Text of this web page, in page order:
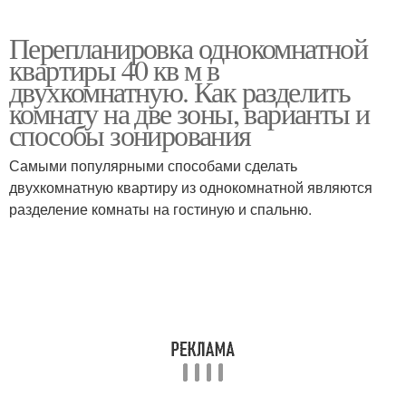
Перепланировка однокомнатной
квартиры 40 кв м в
двухкомнатную. Как разделить
комнату на две зоны, варианты и
способы зонирования
Самыми популярными способами сделать
двухкомнатную квартиру из однокомнатной являются
разделение комнаты на гостиную и спальню.